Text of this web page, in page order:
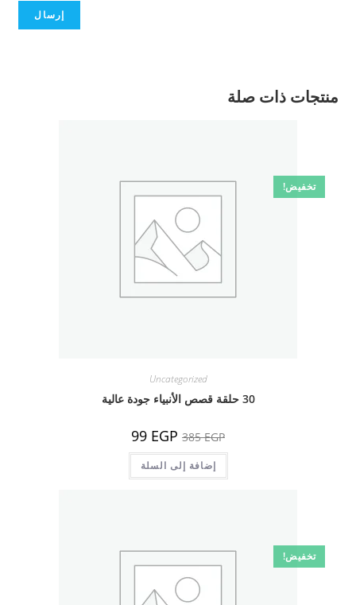
منتجات ذات صلة
تخفيض!
Uncategorized
30 حلقة قصص الأنبياء جودة عالية
385EGP السعر
الأصلي
هو:
385 EGP.
99 EGP
هو:
إضافة إلى السلة
تخفيض!